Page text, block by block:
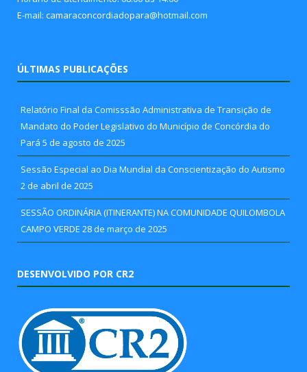
E-mail: camaraconcordiadopara@hotmail.com
ÚLTIMAS PUBLICAÇÕES
Relatório Final da Comisssão Administrativa de Transição de
Mandato do Poder Legislativo do Município de Concórdia do
Pará 5 de agosto de 2025
Sessão Especial ao Dia Mundial da Conscientização do Autismo
2 de abril de 2025
SESSÃO ORDINÁRIA (ITINERANTE) NA COMUNIDADE QUILOMBOLA
CAMPO VERDE 28 de março de 2025
DESENVOLVIDO POR CR2